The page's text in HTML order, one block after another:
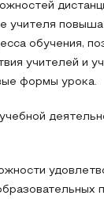
учителя
обучения,
учителей и
формы урока.